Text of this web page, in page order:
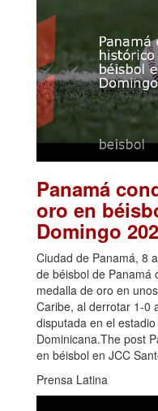
Panamá
oro en
Domingo
Ciudad de Panamá, 8
de béisbol de Panamá
medalla de oro en
Caribe, al derrotar 1-0
disputada en el
Dominicana.The post
en béisbol en JCC
Prensa Latina